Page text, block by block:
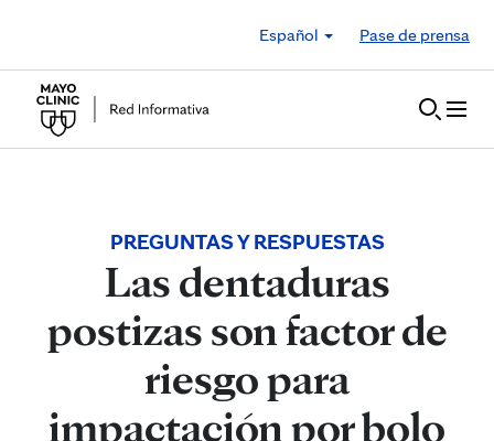
Español
Pase de prensa
PREGUNTAS Y RESPUESTAS
Las dentaduras
postizas son factor de
riesgo para
impactación por bolo